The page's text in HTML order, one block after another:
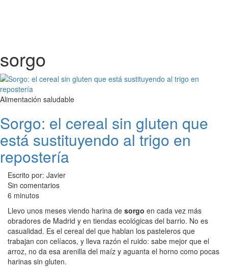
sorgo
Alimentación saludable
Sorgo: el cereal sin gluten que
está sustituyendo al trigo en
repostería
Escrito por: Javier
Sin comentarios
6 minutos
Llevo unos meses viendo harina de sorgo en cada vez más
obradores de Madrid y en tiendas ecológicas del barrio. No es
casualidad. Es el cereal del que hablan los pasteleros que
trabajan con celíacos, y lleva razón el ruido: sabe mejor que el
arroz, no da esa arenilla del maíz y aguanta el horno como pocas
harinas sin gluten.